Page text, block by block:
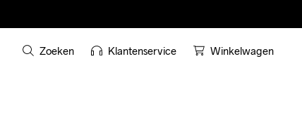
Zoeken Klantenservice Winkelwagen